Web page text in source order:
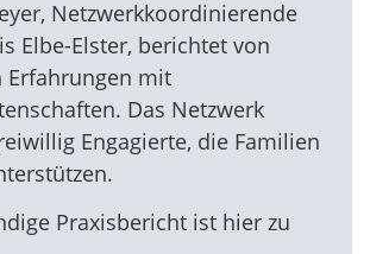
Netzwerkkoordinierende
Elbe-Elster, berichtet von
Erfahrungen mit
Das Netzwerk
Engagierte, die Familien
Praxisbericht ist hier zu